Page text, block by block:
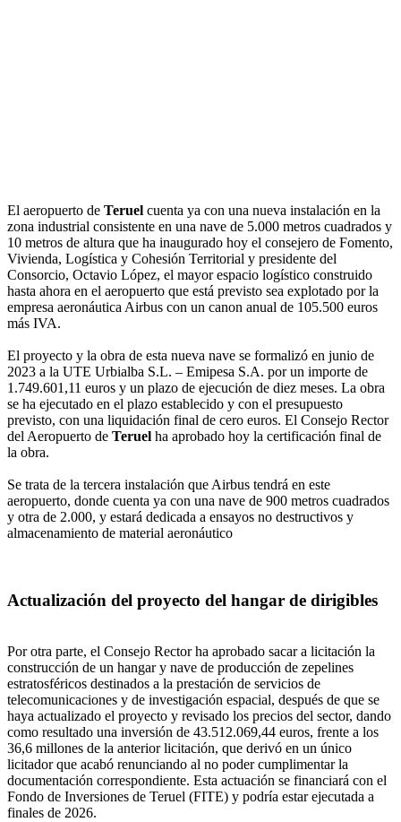
El aeropuerto de Teruel cuenta ya con una nueva instalación en la
zona industrial consistente en una nave de 5.000 metros cuadrados y
10 metros de altura que ha inaugurado hoy el consejero de Fomento,
Vivienda, Logística y Cohesión Territorial y presidente del
Consorcio, Octavio López, el mayor espacio logístico construido
hasta ahora en el aeropuerto que está previsto sea explotado por la
empresa aeronáutica Airbus con un canon anual de 105.500 euros
más IVA.
El proyecto y la obra de esta nueva nave se formalizó en junio de
2023 a la UTE Urbialba S.L. – Emipesa S.A. por un importe de
1.749.601,11 euros y un plazo de ejecución de diez meses. La obra
se ha ejecutado en el plazo establecido y con el presupuesto
previsto, con una liquidación final de cero euros. El Consejo Rector
del Aeropuerto de Teruel ha aprobado hoy la certificación final de
la obra.
Se trata de la tercera instalación que Airbus tendrá en este
aeropuerto, donde cuenta ya con una nave de 900 metros cuadrados
y otra de 2.000, y estará dedicada a ensayos no destructivos y
almacenamiento de material aeronáutico
Actualización del proyecto del hangar de dirigibles
Por otra parte, el Consejo Rector ha aprobado sacar a licitación la
construcción de un hangar y nave de producción de zepelines
estratosféricos destinados a la prestación de servicios de
telecomunicaciones y de investigación espacial, después de que se
haya actualizado el proyecto y revisado los precios del sector, dando
como resultado una inversión de 43.512.069,44 euros, frente a los
36,6 millones de la anterior licitación, que derivó en un único
licitador que acabó renunciando al no poder cumplimentar la
documentación correspondiente. Esta actuación se financiará con el
Fondo de Inversiones de Teruel (FITE) y podría estar ejecutada a
finales de 2026.